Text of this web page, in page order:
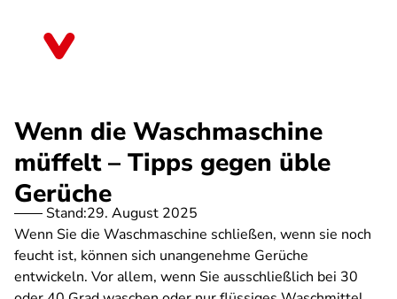
Wenn die Waschmaschine
müffelt – Tipps gegen üble
Gerüche
Stand:29. August 2025
Wenn Sie die Waschmaschine schließen, wenn sie noch
feucht ist, können sich unangenehme Gerüche
entwickeln. Vor allem, wenn Sie ausschließlich bei 30